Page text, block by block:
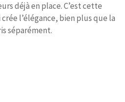
déjà en place. C’est cette
l’élégance, bien plus que la
séparément.